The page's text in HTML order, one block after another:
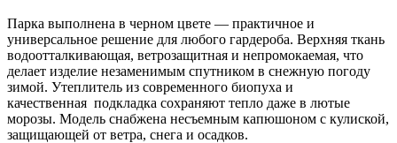
Парка выполнена в черном цвете — практичное и
универсальное решение для любого гардероба. Верхняя ткань
водоотталкивающая, ветрозащитная и непромокаемая, что
делает изделие незаменимым спутником в снежную погоду
зимой. Утеплитель из современного биопуха и
качественная подкладка сохраняют тепло даже в лютые
морозы. Модель снабжена несъемным капюшоном с кулиской,
защищающей от ветра, снега и осадков.